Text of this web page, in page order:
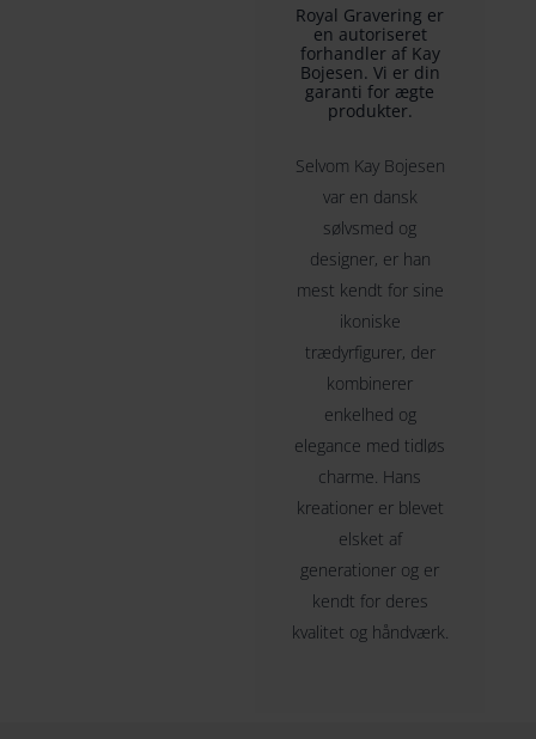
smuk gaveidé til særlige anledninger som dåb,
fødselsdage og jubilæer – en elsket klassiker, som
Royal Gravering er
en autoriseret
forhandler af Kay
Bojesen. Vi er din
garanti for ægte
produkter.
Selvom Kay Bojesen
var en dansk
sølvsmed og
designer, er han
mest kendt for sine
ikoniske
trædyrfigurer, der
kombinerer
enkelhed og
elegance med tidløs
charme. Hans
kreationer er blevet
elsket af
generationer og er
kendt for deres
kvalitet og håndværk.